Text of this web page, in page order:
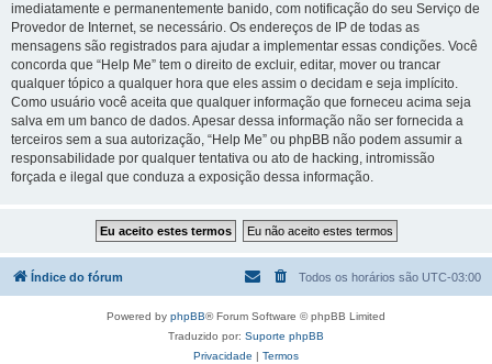
imediatamente e permanentemente banido, com notificação do seu Serviço de
Provedor de Internet, se necessário. Os endereços de IP de todas as
mensagens são registrados para ajudar a implementar essas condições. Você
concorda que “Help Me” tem o direito de excluir, editar, mover ou trancar
qualquer tópico a qualquer hora que eles assim o decidam e seja implícito.
Como usuário você aceita que qualquer informação que forneceu acima seja
salva em um banco de dados. Apesar dessa informação não ser fornecida a
terceiros sem a sua autorização, “Help Me” ou phpBB não podem assumir a
responsabilidade por qualquer tentativa ou ato de hacking, intromissão
forçada e ilegal que conduza a exposição dessa informação.
Índice do fórum Todos os horários são UTC-03:00
Powered by phpBB® Forum Software © phpBB Limited
Traduzido por: Suporte phpBB
Privacidade | Termos